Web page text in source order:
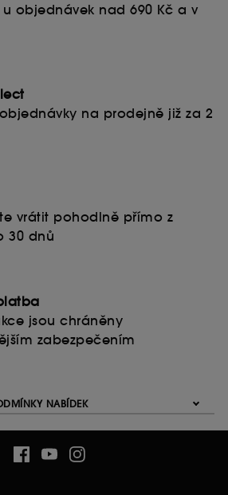
objednávek nad 690 Kč a v
na prodejně již za 2
vrátit pohodlně přímo z
30 dnů
jsou chráněny
zabezpečením
NABÍDEK